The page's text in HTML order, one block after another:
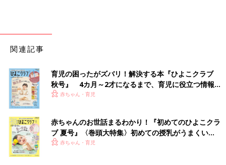
「母が子どもの頃ハイキングで坂道を転がった話」「父と母が初
めて出会った時の話」など、ただちょっとした思い出を話すだ
け。
息子にとっては親が子どもだった時の話や、自分が生まれる前の
関連記事
育児の困ったがズバリ！解決する本『ひよこクラブ
秋号』 4カ月～2才になるまで、育児に役立つ情報が
いっぱい！
赤ちゃん・育児
赤ちゃんのお世話まるわかり！『初めてのひよこクラ
ブ 夏号』〈巻頭大特集〉初めての授乳がうまくい
く！ おっぱい・ミルクの基本と夏のトラブル 解決テ
赤ちゃん・育児